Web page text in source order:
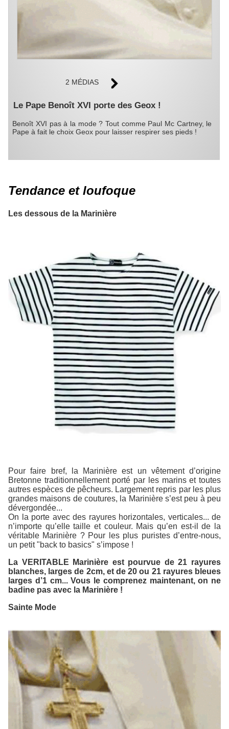
2 MÉDIAS
Le Pape Benoît XVI porte des Geox !
Benoît XVI pas à la mode ? Tout comme Paul Mc Cartney, le
Pape à fait le choix Geox pour laisser respirer ses pieds !
Tendance et loufoque
Les dessous de la Marinière
Pour faire bref, la Marinière est un vêtement d’origine
Bretonne traditionnellement porté par les marins et toutes
autres espèces de pêcheurs. Largement repris par les plus
grandes maisons de coutures, la Marinière s’est peu à peu
dévergondée...
On la porte avec des rayures horizontales, verticales... de
n’importe qu’elle taille et couleur. Mais qu’en est-il de la
véritable Marinière ? Pour les plus puristes d’entre-nous,
un petit "back to basics" s’impose !
La VERITABLE Marinière est pourvue de 21 rayures
blanches, larges de 2cm, et de 20 ou 21 rayures bleues
larges d’1 cm... Vous le comprenez maintenant, on ne
badine pas avec la Marinière !
Sainte Mode